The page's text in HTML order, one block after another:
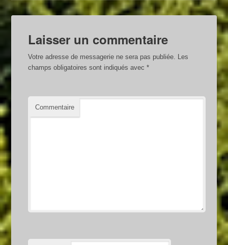
Laisser un commentaire
Votre adresse de messagerie ne sera pas publiée. Les
champs obligatoires sont indiqués avec*
Commentaire